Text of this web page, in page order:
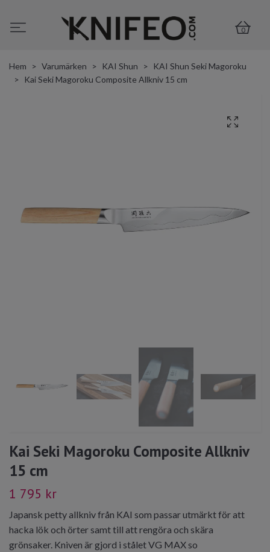
0
Hem Varumärken KAI Shun
KAI Shun Seki Magoroku
Kai Seki Magoroku Composite Allkniv 15 cm
Kai Seki Magoroku Composite Allkniv
15 cm
1 795 kr
Japansk petty allkniv från KAI som passar utmärkt för att
hacka lök och örter samt till att rengöra och skära
grönsaker. Kniven är gjord i stålet VG MAX so